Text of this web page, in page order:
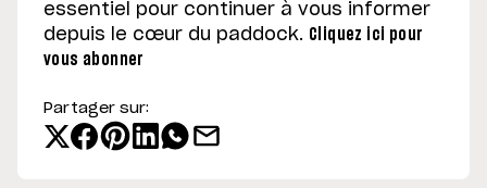
essentiel pour continuer à vous informer
depuis le cœur du paddock. Cliquez ici pour
vous abonner
Partager sur: